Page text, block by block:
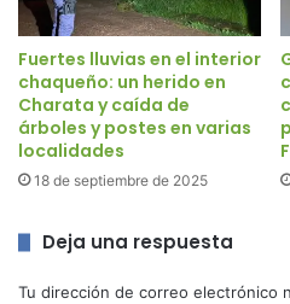
Fuertes lluvias en el interior
chaqueño: un herido en
Charata y caída de
árboles y postes en varias
localidades
18 de septiembre de 2025
Deja una respuesta
Tu dirección de correo electrónico